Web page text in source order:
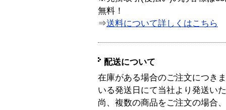
無料！
⇒送料について詳しくはこちら
配送について
在庫がある場合のご注文につき
いる発送日にて当社より発送い
尚、複数の商品をご注文の場合